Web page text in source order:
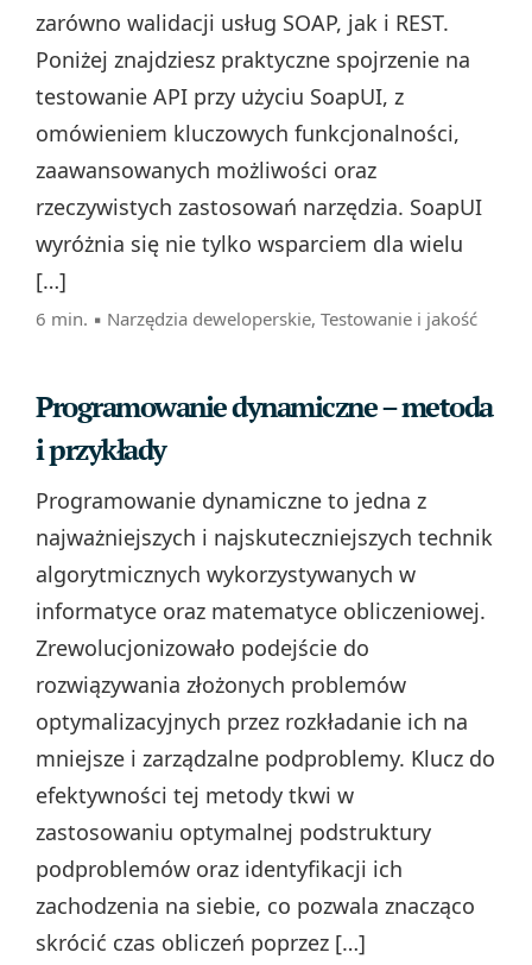
zarówno walidacji usług SOAP, jak i REST.
Poniżej znajdziesz praktyczne spojrzenie na
testowanie API przy użyciu SoapUI, z
omówieniem kluczowych funkcjonalności,
zaawansowanych możliwości oraz
rzeczywistych zastosowań narzędzia. SoapUI
wyróżnia się nie tylko wsparciem dla wielu
[…]
6 min. ▪ Narzędzia deweloperskie, Testowanie i jakość
Programowanie dynamiczne – metoda
i przykłady
Programowanie dynamiczne to jedna z
najważniejszych i najskuteczniejszych technik
algorytmicznych wykorzystywanych w
informatyce oraz matematyce obliczeniowej.
Zrewolucjonizowało podejście do
rozwiązywania złożonych problemów
optymalizacyjnych przez rozkładanie ich na
mniejsze i zarządzalne podproblemy. Klucz do
efektywności tej metody tkwi w
zastosowaniu optymalnej podstruktury
podproblemów oraz identyfikacji ich
zachodzenia na siebie, co pozwala znacząco
skrócić czas obliczeń poprzez […]